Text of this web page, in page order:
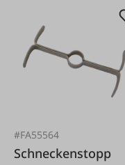
#FA55564
Schneckenstopp